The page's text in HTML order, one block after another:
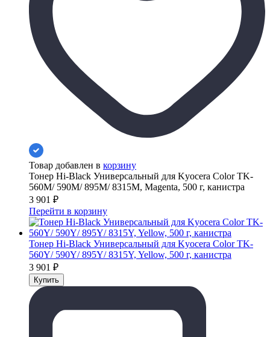
Товар добавлен в корзину
Тонер Hi-Black Универсальный для Kyocera Color TK-
560M/ 590M/ 895M/ 8315M, Magenta, 500 г, канистра
3 901 ₽
Перейти в корзину
Тонер Hi-Black Универсальный для Kyocera Color TK-
560Y/ 590Y/ 895Y/ 8315Y, Yellow, 500 г, канистра
3 901 ₽